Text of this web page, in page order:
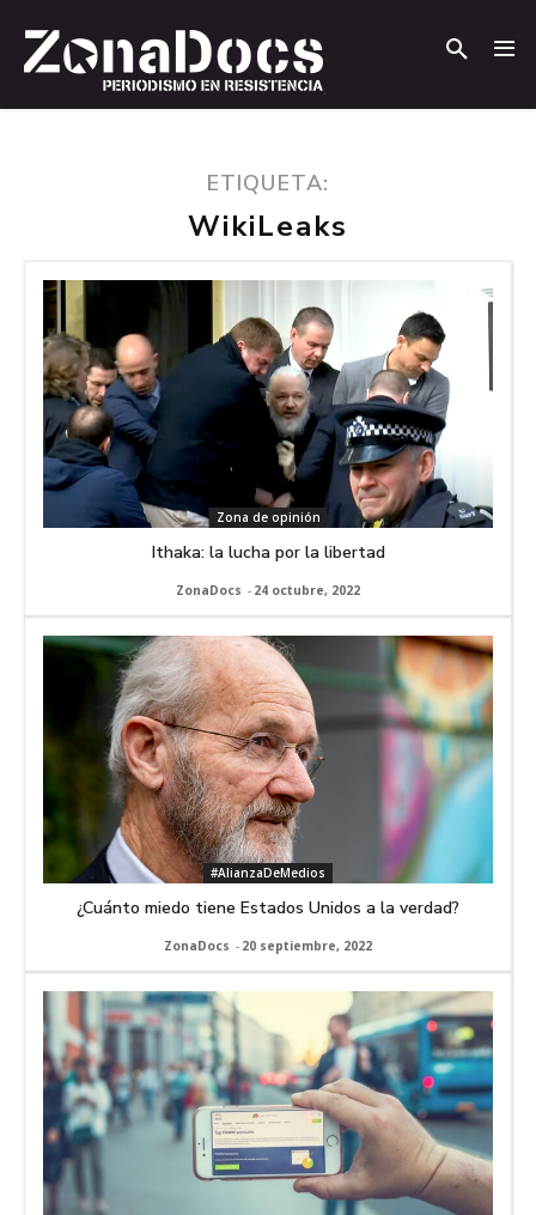
ETIQUETA:
WikiLeaks
Zona de opinión
Ithaka: la lucha por la libertad
ZonaDocs - 24 octubre, 2022
#AlianzaDeMedios
¿Cuánto miedo tiene Estados Unidos a la verdad?
ZonaDocs - 20 septiembre, 2022